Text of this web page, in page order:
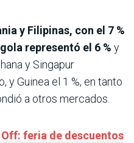
y Filipinas, con el 7 %
representó el 6 % y
y Singapur
y Guinea el 1 %, en tanto
a otros mercados.
feria de descuentos